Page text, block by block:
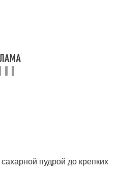
пудрой до крепких